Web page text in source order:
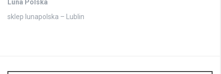
Luna Polska
sklep lunapolska – Lublin